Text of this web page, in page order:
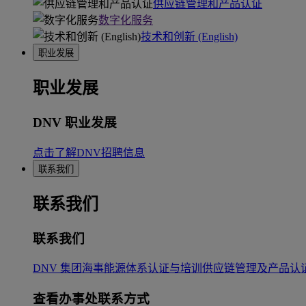
供应链管理和产品认证
数字化服务
技术和创新 (English)
职业发展
职业发展
DNV 职业发展
点击了解DNV招聘信息
联系我们
联系我们
联系我们
DNV 集团 海事能源体系认证与培训 供应链管理及产品认
查看办事处联系方式